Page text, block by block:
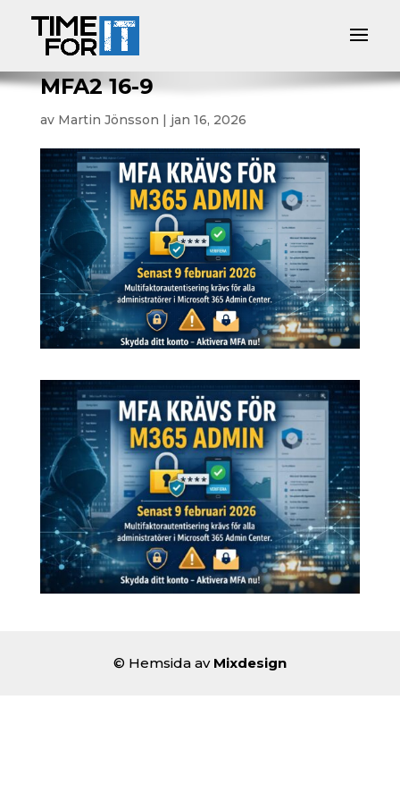
MFA2 16-9
av Martin Jönsson | jan 16, 2026
© Hemsida av Mixdesign